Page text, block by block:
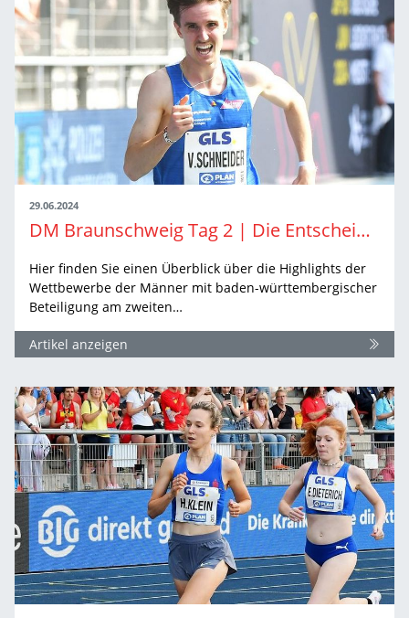
29.06.2024
DM Braunschweig Tag 2 | Die Entscheidungen der Männer
Hier finden Sie einen Überblick über die Highlights der
Wettbewerbe der Männer mit baden-württembergischer
Beteiligung am zweiten…
Artikel anzeigen